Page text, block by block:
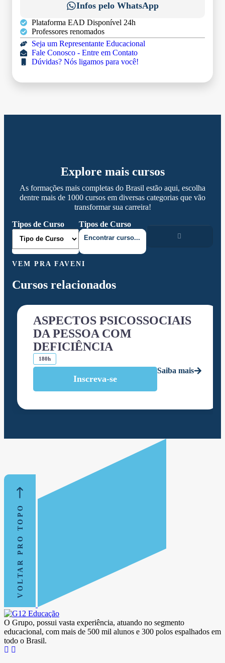
Infos pelo WhatsApp
Plataforma EAD Disponível 24h
Professores renomados
Seja um Representante Educacional
Fale Conosco - Entre em Contato
Dúvidas? Nós ligamos para você!
Explore mais cursos
As formações mais completas do Brasil estão aqui, escolha
dentre mais de 1000 cursos em diversas categorias que vão
transformar sua carreira!
Tipos de Curso
Tipos de Curso
VEM PRA FAVENI
Cursos relacionados
ASPECTOS PSICOSSOCIAIS
DA PESSOA COM
DEFICIÊNCIA
180h
Inscreva-se
Saiba mais
VOLTAR PRO TOPO
O Grupo, possui vasta experiência, atuando no segmento
educacional, com mais de 500 mil alunos e 300 polos espalhados em
todo o Brasil.